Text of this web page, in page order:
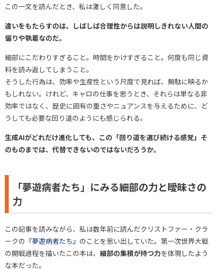
この一文を読んだとき、私は激しく同意した。
違いをもたらすのは、しばしば合理性からは説明しきれない人間の
偏りや執着なのだ。
細部にこだわりすぎること。時間をかけすぎること。何度も同じ資
料を読み返してしまうこと。
そうした行為は、効率や生産性という尺度で見れば、無駄に映るか
もしれない。けれど、キャロの仕事を思うとき、それらは単なる非
効率ではなく、歴史に固有の重さやニュアンスを与えるために、ど
うしても必要な回り道のようにも感じられる。
生成AIがどれだけ進化しても、この「回り道を選び続ける感覚」そ
のものまでは、代替できないのではないだろうか。
「夢遊病者たち」にみる細部の力と曖昧さの
力
この記事を読みながら、私は数年前に読んだクリストファー・クラ
ークの 『夢遊病者たち』 のことを思い出していた。第一次世界大戦
の開戦過程を描いたこの本は、 細部の集積が持つ力を体現したよう
な本だった。